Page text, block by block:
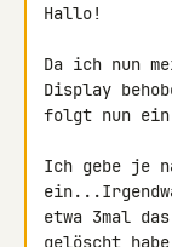
Hallo!
Da ich nun
Display
folgt nun
Ich gebe je
etwa 3mal
gelöscht